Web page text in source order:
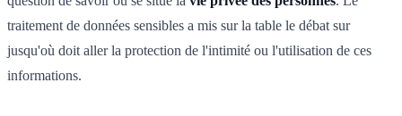
traitement de données sensibles a mis sur la table le débat sur
jusqu'où doit aller la protection de l'intimité ou l'utilisation de ces
informations.